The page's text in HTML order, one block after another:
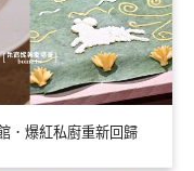
．爆紅私廚重新回歸